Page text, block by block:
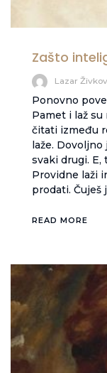
Zašto
Lazar
Ponovno
Pamet i laž
čitati između
laže.
svaki drugi. E,
Providne laži
prodati.
READ MORE